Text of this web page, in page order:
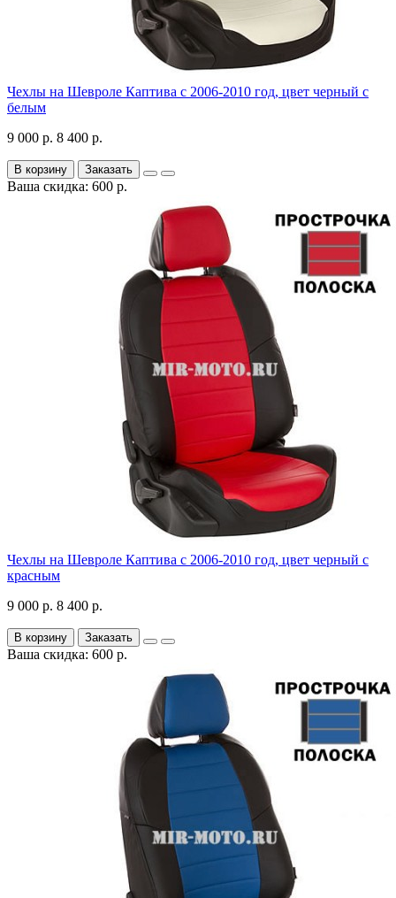
Чехлы на Шевроле Каптива с 2006-2010 год, цвет черный с
белым
9 000 р. 8 400 р.
В корзину Заказать
Ваша скидка: 600 р.
Чехлы на Шевроле Каптива с 2006-2010 год, цвет черный с
красным
9 000 р. 8 400 р.
В корзину Заказать
Ваша скидка: 600 р.